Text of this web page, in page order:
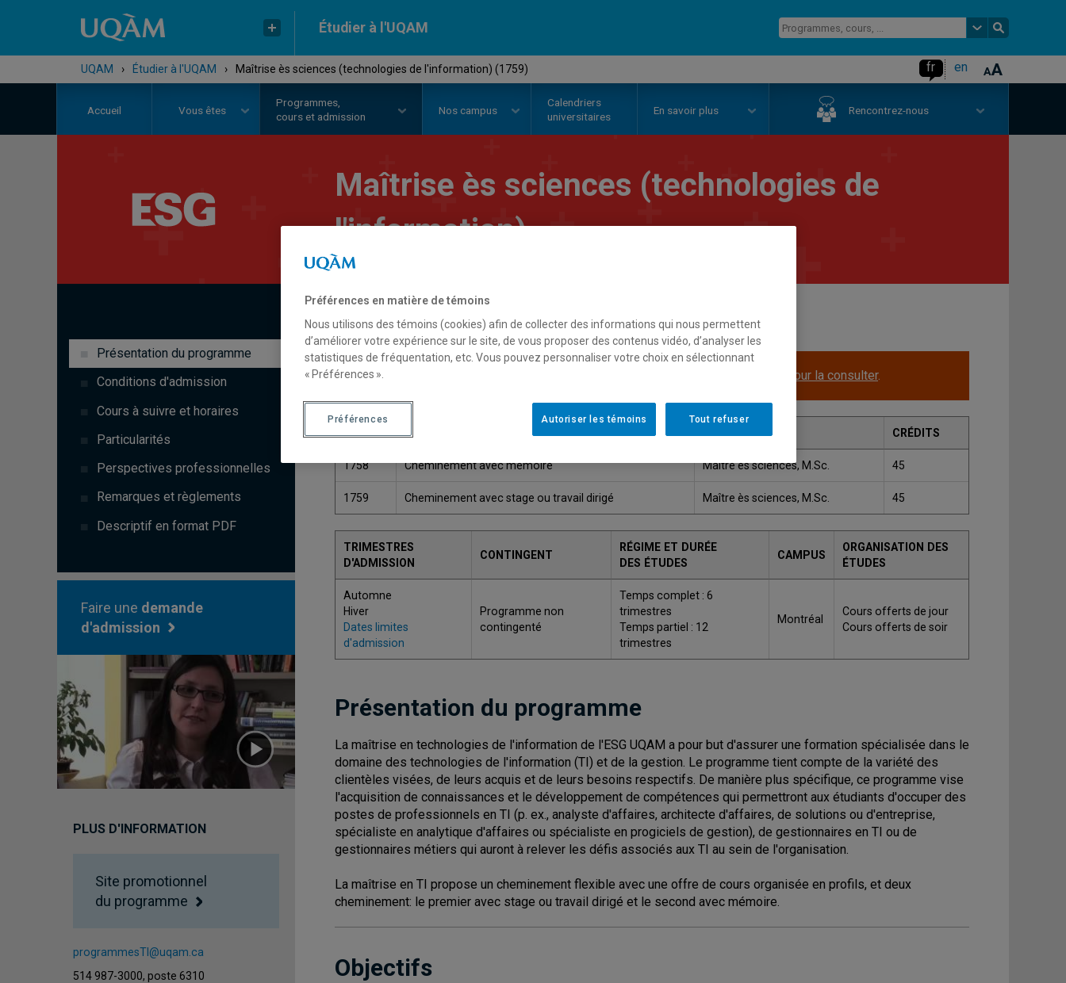
Étudier à l'UQAM
UQAM › Étudier à l'UQAM › Maîtrise ès sciences (technologies de l'information) (1759) fr en
Accueil Vous êtes
Programmes,
cours et admission
Nos campus
Calendriers
universitaires
En savoir plus Rencontrez-nous
Maîtrise ès sciences (technologies de
l'information)
Présentation du programme
Conditions d'admission
Cours à suivre et horaires
Particularités
Perspectives professionnelles
Remarques et règlements
Descriptif en format PDF
Faire une demande
d'admission
PLUS D'INFORMATION
Site promotionnel
du programme
programmesTI@uqam.ca
514 987-3000, poste 6310
Cliquez ici pour la consulter.
CODE TITRE CRÉDITS
1758 Cheminement avec mémoire Maître ès sciences, M.Sc. 45
1759 Cheminement avec stage ou travail dirigé Maître ès sciences, M.Sc. 45
TRIMESTRES
D'ADMISSION
CONTINGENT
RÉGIME ET DURÉE
DES ÉTUDES
CAMPUS
ORGANISATION DES
ÉTUDES
Automne
Hiver
Dates limites
d'admission
Programme non
contingenté
Temps complet : 6
trimestres
Temps partiel : 12
trimestres
Montréal
Cours offerts de jour
Cours offerts de soir
Présentation du programme
La maîtrise en technologies de l'information de l'ESG UQAM a pour but d'assurer une formation spécialisée dans le
domaine des technologies de l'information (TI) et de la gestion. Le programme tient compte de la variété des
clientèles visées, de leurs acquis et de leurs besoins respectifs. De manière plus spécifique, ce programme vise
l'acquisition de connaissances et le développement de compétences qui permettront aux étudiants d'occuper des
postes de professionnels en TI (p. ex., analyste d'affaires, architecte d'affaires, de solutions ou d'entreprise,
spécialiste en analytique d'affaires ou spécialiste en progiciels de gestion), de gestionnaires en TI ou de
gestionnaires métiers qui auront à relever les défis associés aux TI au sein de l'organisation.
La maîtrise en TI propose un cheminement flexible avec une offre de cours organisée en profils, et deux
cheminement: le premier avec stage ou travail dirigé et le second avec mémoire.
Objectifs
Préférences en matière de témoins
Nous utilisons des témoins (cookies) afin de collecter des informations qui nous permettent
d’améliorer votre expérience sur le site, de vous proposer des contenus vidéo, d’analyser les
statistiques de fréquentation, etc. Vous pouvez personnaliser votre choix en sélectionnant
« Préférences ».
Tout refuser
Autoriser les témoins
Préférences